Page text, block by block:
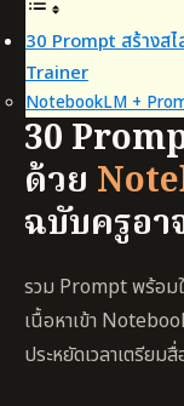
30 Prompt สร้างส
Trainer
NotebookLM +
30
ด้วย
ฉบับครูอ
รวม Prompt พร้อม
เนื้อหาเข้า
ประหยัดเวลาเตรียม